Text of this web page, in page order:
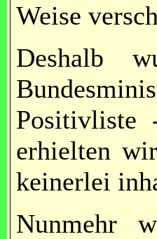
Weise
Deshalb
Positivliste
erhielten
keinerlei
Nunmehr